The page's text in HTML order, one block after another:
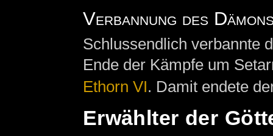
Verbannung des
Schlussendlich verbannte
Ende der Kämpfe um
Ethorn VI. Damit endete
Erwählter der